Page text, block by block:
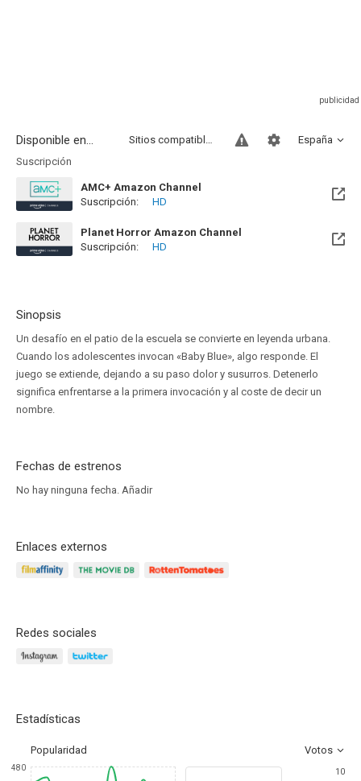
Disponible en... España
Sitios compatibles
Suscripción
AMC+ Amazon Channel
Suscripción:
HD
Planet Horror Amazon Channel
Suscripción:
HD
Sinopsis
Un desafío en el patio de la escuela se convierte en leyenda urbana.
Cuando los adolescentes invocan «Baby Blue», algo responde. El
juego se extiende, dejando a su paso dolor y susurros. Detenerlo
significa enfrentarse a la primera invocación y al coste de decir un
nombre.
Fechas de estrenos
No hay ninguna fecha. Añadir
Enlaces externos
Redes sociales
Estadísticas
Popularidad Votos
480
10